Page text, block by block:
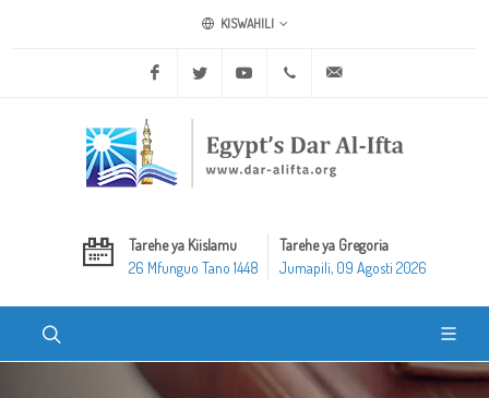
KISWAHILI
Facebook Twitter Youtube +20 2 25970400
Tarehe ya Kiislamu
26 Mfunguo Tano 1448
Tarehe ya Gregoria
Jumapili, 09 Agosti 2026